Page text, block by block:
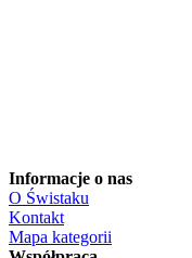
Informacje o nas
O Świstaku
Kontakt
Mapa kategorii